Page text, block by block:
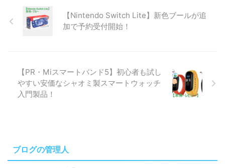
【Nintendo Switch Lite】新色ブールが追
加で予約受付開始！
【PR・Miスマートバンド5】初心者も試し
やすい安価なシャオミ製スマートウォッチ
入門製品！
ブログの管理人